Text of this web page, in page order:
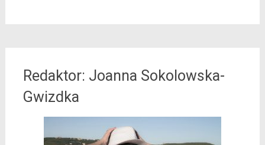
Redaktor: Joanna Sokolowska-
Gwizdka